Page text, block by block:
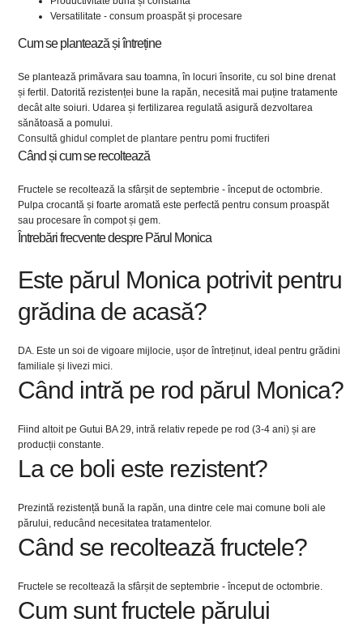
Versatilitate - consum proaspăt și procesare
Cum se plantează și întreține
Se plantează primăvara sau toamna, în locuri însorite, cu sol bine drenat
și fertil. Datorită rezistenței bune la rapăn, necesită mai puține tratamente
decât alte soiuri. Udarea și fertilizarea regulată asigură dezvoltarea
sănătoasă a pomului.
Consultă ghidul complet de plantare pentru pomi fructiferi
Când și cum se recoltează
Fructele se recoltează la sfârșit de septembrie - început de octombrie.
Pulpa crocantă și foarte aromată este perfectă pentru consum proaspăt
sau procesare în compot și gem.
Întrebări frecvente despre Părul Monica
Este părul Monica potrivit pentru
grădina de acasă?
DA. Este un soi de vigoare mijlocie, ușor de întreținut, ideal pentru grădini
familiale și livezi mici.
Când intră pe rod părul Monica?
Fiind altoit pe Gutui BA 29, intră relativ repede pe rod (3-4 ani) și are
producții constante.
La ce boli este rezistent?
Prezintă rezistență bună la rapăn, una dintre cele mai comune boli ale
părului, reducând necesitatea tratamentelor.
Când se recoltează fructele?
Fructele se recoltează la sfârșit de septembrie - început de octombrie.
Cum sunt fructele părului